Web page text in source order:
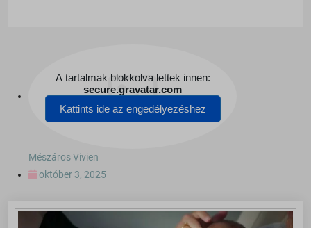
Mészáros Vivien
október 3, 2025